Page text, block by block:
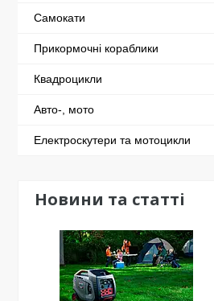
Самокати
Прикормочні кораблики
Квадроцикли
Авто-, мото
Електроскутери та мотоцикли
Новини та статті